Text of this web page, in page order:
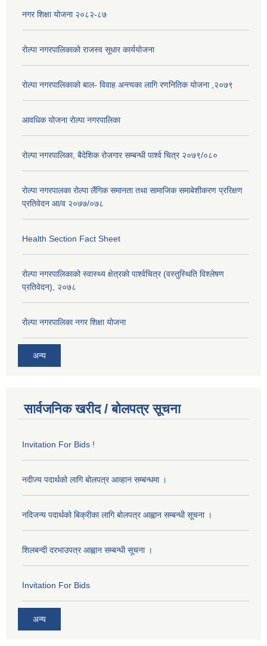
नगर शिक्षा योजना २०८२-८७
रोल्पा नगरपालिकाको राजस्व सूधार कार्ययोजना
रोल्पा नगरपालिकाको बाल- विवाह अन्त्यका लागि रणनितिक योजना ,२०७९
आवधिक योजना रोल्पा नगरपालिका
रोल्पा नगरपालिका, बैदेशिक रोजगार सम्बन्धी पार्श्व चित्र २०७९/०८०
रोल्पा नगरपालका रोल्पा लैंगिक समानता तथा सामाजिक समाबेशीकरण प्ररिक्षण
प्रतिवेदन आ/व २०७७/०७८
Health Section Fact Sheet
रोल्पा नगरपालिकाको स्वास्थ्य क्षेत्रको पार्श्वचित्र (वस्तुस्थिति विश्लेषण
प्रतिवेदन), २०७८
रोल्पा नगरपालिका नगर शिक्षा योजना
अन्य
सार्वजनिक खरीद / बोलपत्र सूचना
Invitation For Bids !
नदीज्य पदार्थको लागि बोलपत्र आव्हान सम्बन्धमा ।
नदिजन्य पदार्थको बिक्रीका लागि बोलपत्र आह्वान सम्बन्धी सूचना ।
शिलबन्दी दरभाउपत्र आह्वान सम्बन्धी सूचना ।
Invitation For Bids
अन्य